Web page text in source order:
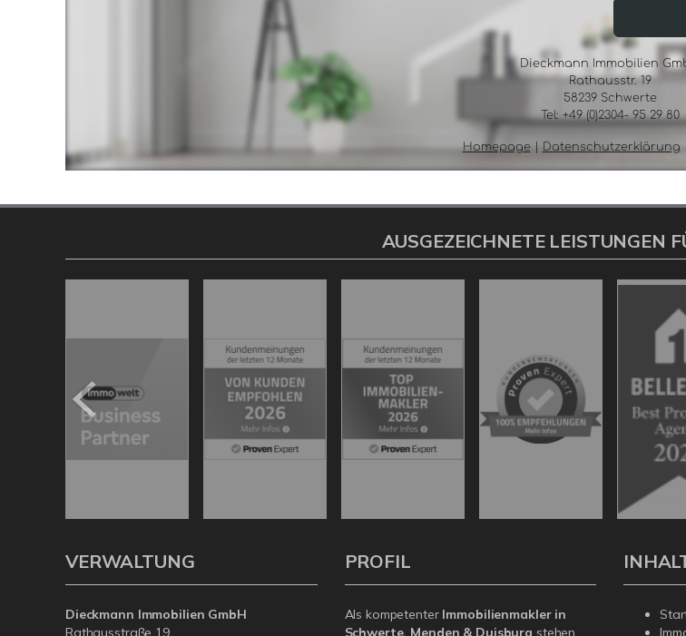
AUSGEZEICHNETE LEISTUNGEN
VERWALTUNG
Dieckmann Immobilien GmbH
Rathausstraße 19
PROFIL
Als kompetenter Immobilienmakler in
Schwerte, Menden & Duisburg stehen